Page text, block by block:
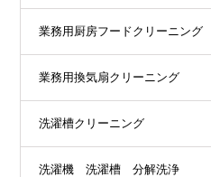
業務用厨房フードクリーニング
業務用換気扇クリーニング
洗濯槽クリーニング
洗濯機 洗濯槽 分解洗浄